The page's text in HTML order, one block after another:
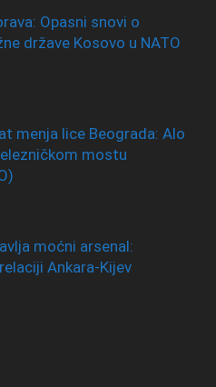
Opasni snovi o
države Kosovo u NATO
menja lice Beograda: Alo
mostu
moćni arsenal:
Ankara-Kijev